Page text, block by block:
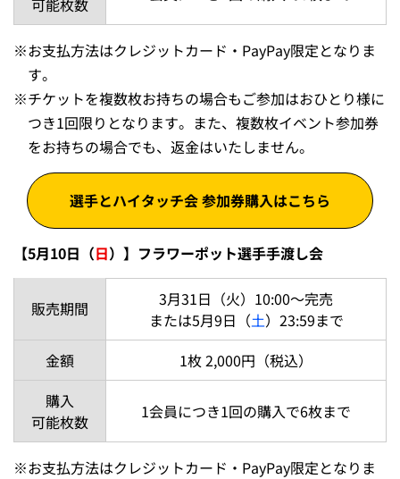
※お支払方法はクレジットカード・PayPay限定となりま
す。
※チケットを複数枚お持ちの場合もご参加はおひとり様に
つき1回限りとなります。また、複数枚イベント参加券
をお持ちの場合でも、返金はいたしません。
選手とハイタッチ会 参加券購入はこちら
【5月10日（日）】フラワーポット選手手渡し会
販売期間
3月31日（火）10:00～完売
または5月9日（土）23:59まで
金額
1枚 2,000円（税込）
購入
可能枚数
1会員につき1回の購入で6枚まで
※お支払方法はクレジットカード・PayPay限定となりま